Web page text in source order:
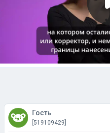
Гость
[519109429]